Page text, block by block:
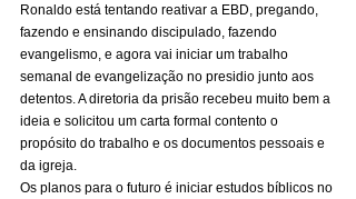
Ronaldo está tentando reativar a EBD, pregando,
fazendo e ensinando discipulado, fazendo
evangelismo, e agora vai iniciar um trabalho
semanal de evangelização no presidio junto aos
detentos. A diretoria da prisão recebeu muito bem a
ideia e solicitou um carta formal contento o
propósito do trabalho e os documentos pessoais e
da igreja.
Os planos para o futuro é iniciar estudos bíblicos no